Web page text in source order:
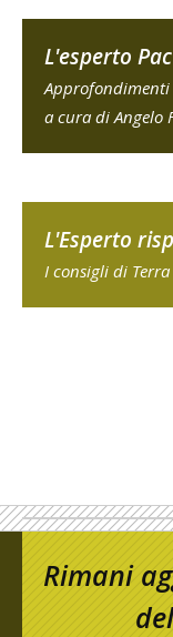
L'esperto
a cura di Angelo
L'Esperto
I consigli di
Rimani